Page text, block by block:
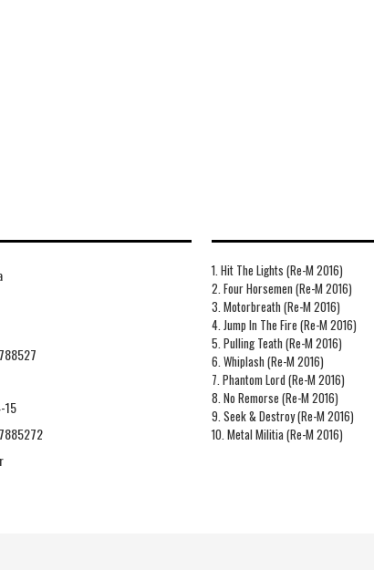
15
1. Hit The Lights (Re-M 2016)
2. Four Horsemen (Re-M 2016)
3. Motorbreath (Re-M 2016)
4. Jump In The Fire (Re-M 2016)
5. Pulling Teath (Re-M 2016)
6. Whiplash (Re-M 2016)
7. Phantom Lord (Re-M 2016)
8. No Remorse (Re-M 2016)
9. Seek & Destroy (Re-M 2016)
10. Metal Militia (Re-M 2016)